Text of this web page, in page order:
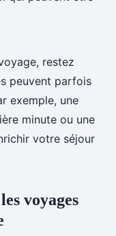
restez
peuvent parfois
exemple, une
minute ou une
votre séjour
voyages